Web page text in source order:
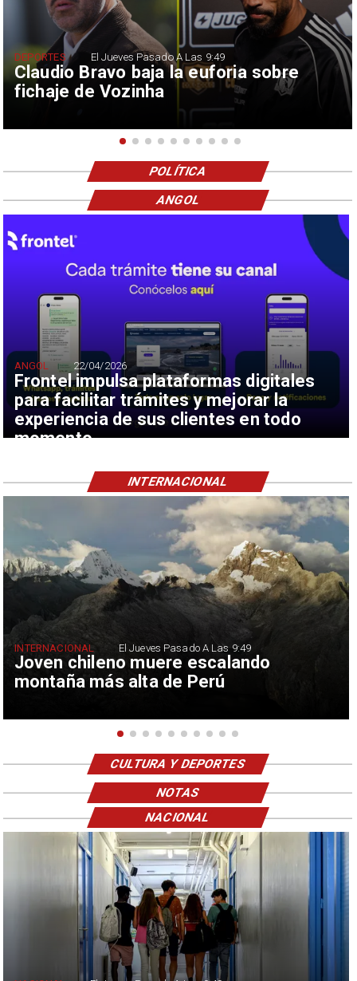
Claudio Bravo baja la euforia sobre
fichaje de Vozinha
DEPORTES El Jueves Pasado A Las 9:49
POLÍTICA
Frontel impulsa plataformas digitales
para facilitar trámites y mejorar la
experiencia de sus clientes en todo
momento
ANGOL 22/04/2026
ANGOL
Joven chileno muere escalando
montaña más alta de Perú
INTERNACIONAL El Jueves Pasado A Las 9:49
INTERNACIONAL
CULTURA Y DEPORTES
NOTAS
NACIONAL